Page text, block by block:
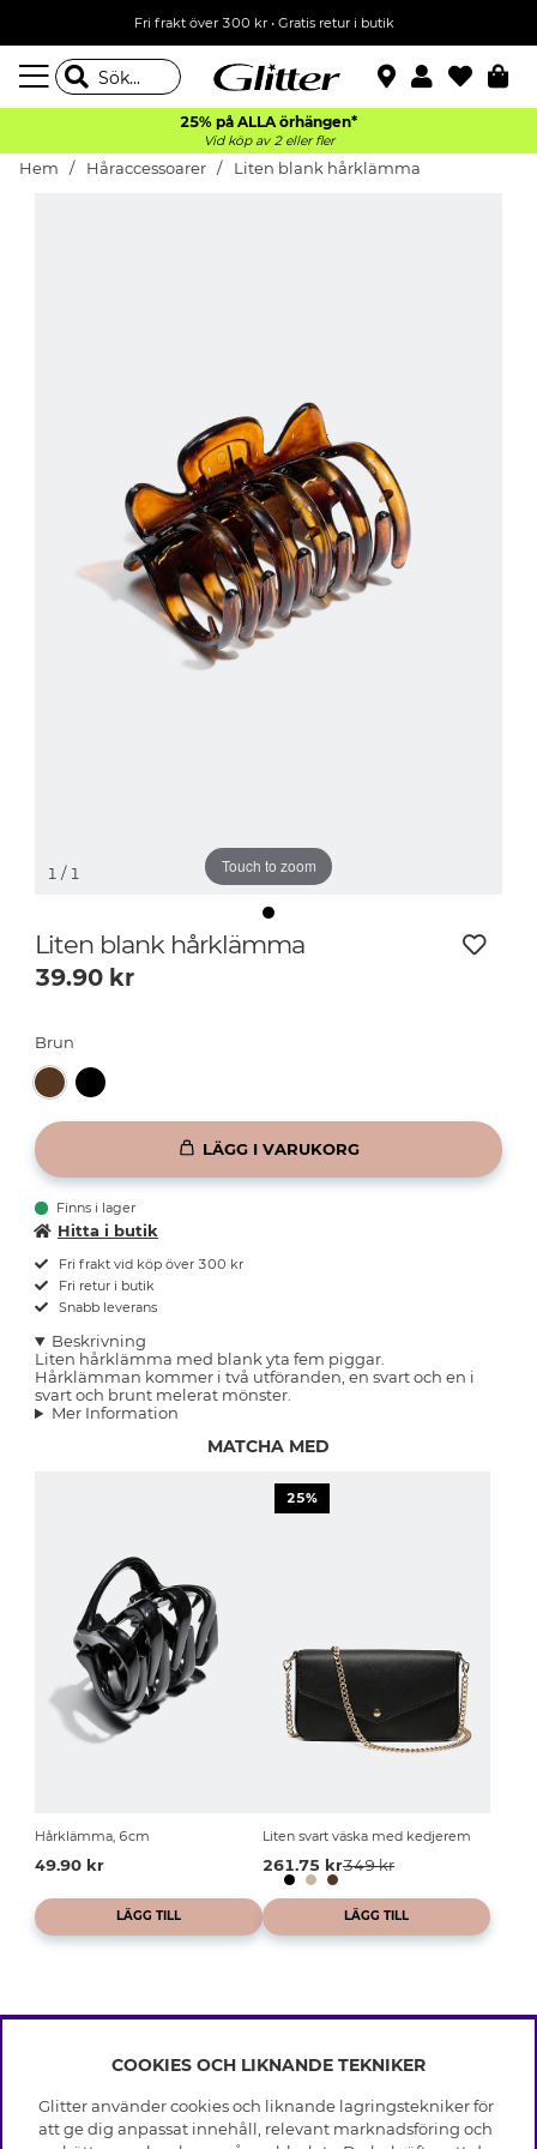
Fri frakt över 300 kr• Gratis retur i butik
25% på ALLA örhängen*
Vid köp av 2 eller fler
Hem Håraccessoarer Liten blank hårklämma
Touch to zoom
1 / 1
Liten blank hårklämma
39.90 kr
Brun
LÄGG I VARUKORG
Finns i lager
Hitta i butik
Fri frakt vid köp över 300 kr
Fri retur i butik
Snabb leverans
Beskrivning
Liten hårklämma med blank yta fem piggar.
Hårklämman kommer i två utföranden, en svart och en i
svart och brunt melerat mönster.
Mer Information
MATCHA MED
Hårklämma, 6cm
49.90 kr
LÄGG TILL
25%
Liten svart väska med kedjerem
261.75 kr349 kr
LÄGG TILL
INFO
Leverans
Villkor
OM GLITTER
COOKIES OCH LIKNANDE TEKNIKER
Glitter använder cookies och liknande lagringstekniker för
att ge dig anpassat innehåll, relevant marknadsföring och